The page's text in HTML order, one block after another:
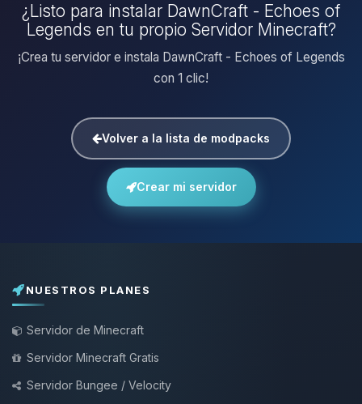
¿Listo para instalar DawnCraft - Echoes of
Legends en tu propio Servidor Minecraft?
¡Crea tu servidor e instala DawnCraft - Echoes of Legends
con 1 clic!
Volver a la lista de modpacks
Crear mi servidor
NUESTROS PLANES
Servidor de Minecraft
Servidor Minecraft Gratis
Servidor Bungee / Velocity